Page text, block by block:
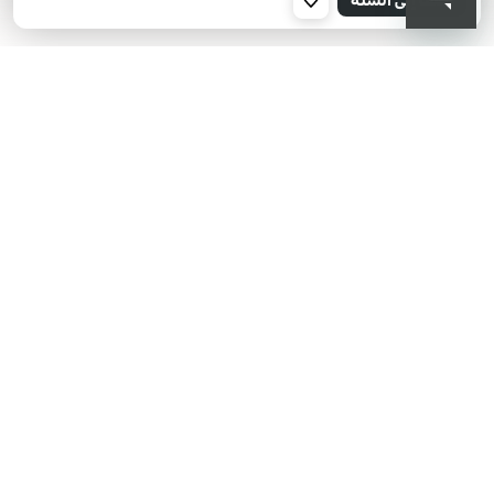
000